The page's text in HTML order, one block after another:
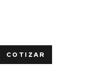
COTIZAR